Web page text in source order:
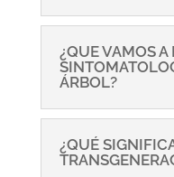
¿QUE VAMOS A
ÁRBOL?
¿QUÉ